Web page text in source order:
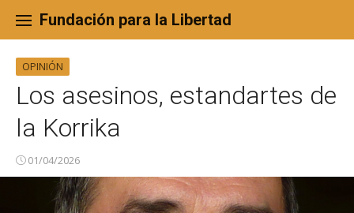
content
Fundación para la Libertad
OPINIÓN
Los asesinos, estandartes de
la Korrika
01/04/2026